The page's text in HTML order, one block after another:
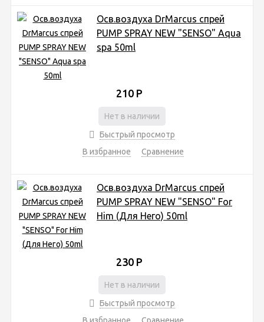
Осв.воздуха DrMarcus спрей
PUMP SPRAY NEW "SENSO" Aqua
spa 50ml
210 Р
Нет в наличии
Быстрый просмотр
В избранное
Сравнение
Осв.воздуха DrMarcus спрей
PUMP SPRAY NEW "SENSO" For
Him (Для Него) 50ml
230 Р
Нет в наличии
Быстрый просмотр
В избранное
Сравнение